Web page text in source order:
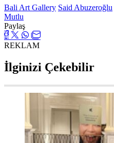
Bali Art Gallery Said Abuzeroğlu
Mutlu
Paylaş
REKLAM
İlginizi Çekebilir